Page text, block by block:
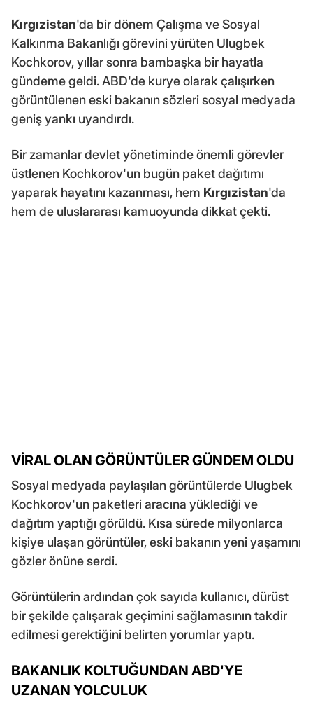
Kırgızistan'da bir dönem Çalışma ve Sosyal
Kalkınma Bakanlığı görevini yürüten Ulugbek
Kochkorov, yıllar sonra bambaşka bir hayatla
gündeme geldi. ABD'de kurye olarak çalışırken
görüntülenen eski bakanın sözleri sosyal medyada
geniş yankı uyandırdı.
Bir zamanlar devlet yönetiminde önemli görevler
üstlenen Kochkorov'un bugün paket dağıtımı
yaparak hayatını kazanması, hem Kırgızistan'da
hem de uluslararası kamuoyunda dikkat çekti.
VİRAL OLAN GÖRÜNTÜLER GÜNDEM OLDU
Sosyal medyada paylaşılan görüntülerde Ulugbek
Kochkorov'un paketleri aracına yüklediği ve
dağıtım yaptığı görüldü. Kısa sürede milyonlarca
kişiye ulaşan görüntüler, eski bakanın yeni yaşamını
gözler önüne serdi.
Görüntülerin ardından çok sayıda kullanıcı, dürüst
bir şekilde çalışarak geçimini sağlamasının takdir
edilmesi gerektiğini belirten yorumlar yaptı.
BAKANLIK KOLTUĞUNDAN ABD'YE
UZANAN YOLCULUK